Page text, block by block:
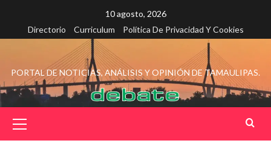
contenido
10 agosto, 2026
Directorio
Curriculum Política De Privacidad Y Cookies
PORTAL DE NOTICIAS, ANÁLISIS Y OPINIÓN DE TAMAULIPAS.
principal